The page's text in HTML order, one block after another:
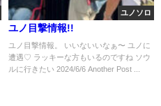
ユノソロ
ユノ目撃情報!!
ユノ目撃情報。 いいないいなぁ〜 ユノに
遭遇♡ ラッキーな方もいるのですね ソウ
ルに行きたい 2024/6/6 Another Post ...